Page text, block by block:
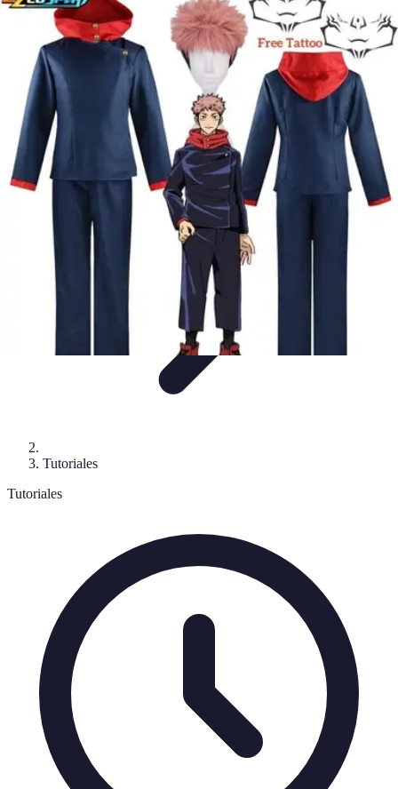
Disfraces Halloween
Listas y ConsejosGuías y
TutorialesTendenciasComparativosDisfraces Clásicos
Disfraces Halloween
Tutoriales
Tutoriales